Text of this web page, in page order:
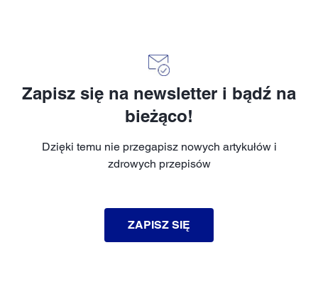
Zapisz się na newsletter i bądź na
bieżąco!
Dzięki temu nie przegapisz nowych artykułów i
zdrowych przepisów
ZAPISZ SIĘ